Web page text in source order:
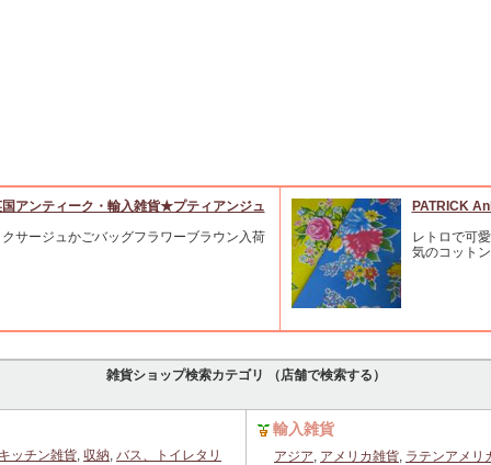
アンティーク・輸入雑貨★プティアンジュ
サージュかごバッグフラワーブラウン入荷
PATRICK
レトロで可
気のコット
雑貨ショップ検索カテゴリ （店舗で検索する）
ッチン雑貨, 収納, バス、トイレタリ
輸入雑貨
アジア, アメリカ雑貨, ラテンアメリ